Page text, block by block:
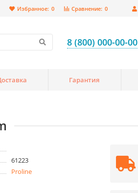
Сравнение: 0
Избранное: 0
8 (800) 000-00-00
Гарантия
61223
Proline